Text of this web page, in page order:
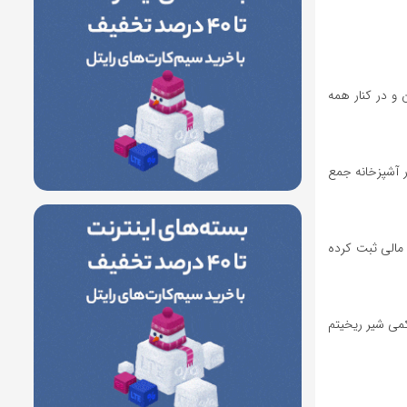
و در کنار همه
آشپزخانه جمع
ثبت کرده
شیر ریخیتم